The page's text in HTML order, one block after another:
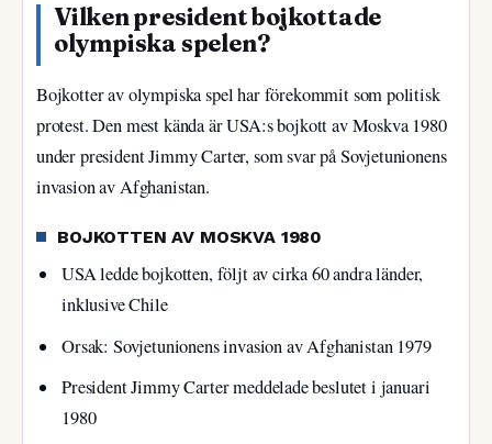
Vilken president bojkottade
olympiska spelen?
Bojkotter av olympiska spel har förekommit som politisk
protest. Den mest kända är USA:s bojkott av Moskva 1980
under president Jimmy Carter, som svar på Sovjetunionens
invasion av Afghanistan.
BOJKOTTEN AV MOSKVA 1980
USA ledde bojkotten, följt av cirka 60 andra länder,
inklusive Chile
Orsak: Sovjetunionens invasion av Afghanistan 1979
President Jimmy Carter meddelade beslutet i januari
1980